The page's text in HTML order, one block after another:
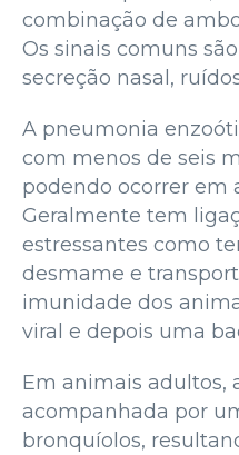
combinação de
Os sinais comuns
secreção nasal,
A pneumonia
com menos de seis
podendo ocorrer em
Geralmente tem
estressantes como
desmame e
imunidade dos
viral e depois uma
Em animais adultos,
acompanhada por
bronquíolos,